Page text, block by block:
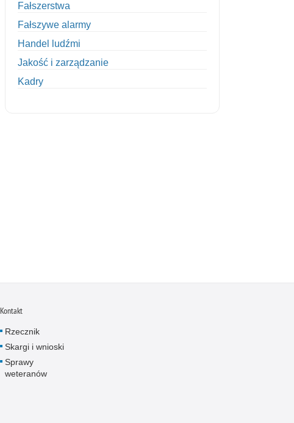
Fałszerstwa
Fałszywe alarmy
Handel ludźmi
Jakość i zarządzanie
Kadry
Nielegalny handel farmaceutykami
Nietrzeźwi kierujący
Nietrzeźwi opiekunowie
Nietrzeźwi pracownicy
Kontakt
Rzecznik
Skargi i wnioski
Sprawy
weteranów